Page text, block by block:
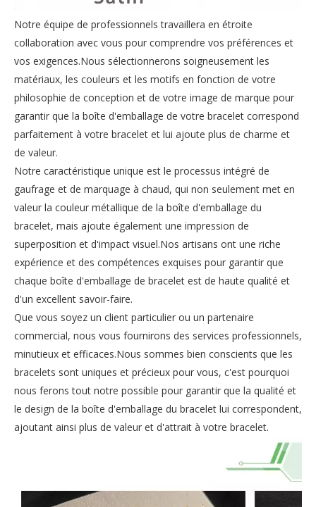
Notre équipe de professionnels travaillera en étroite
collaboration avec vous pour comprendre vos préférences et
vos exigences.Nous sélectionnerons soigneusement les
matériaux, les couleurs et les motifs en fonction de votre
philosophie de conception et de votre image de marque pour
garantir que la boîte d'emballage de votre bracelet correspond
parfaitement à votre bracelet et lui ajoute plus de charme et
de valeur.
Notre caractéristique unique est le processus intégré de
gaufrage et de marquage à chaud, qui non seulement met en
valeur la couleur métallique de la boîte d'emballage du
bracelet, mais ajoute également une impression de
superposition et d'impact visuel.Nos artisans ont une riche
expérience et des compétences exquises pour garantir que
chaque boîte d'emballage de bracelet est de haute qualité et
d'un excellent savoir-faire.
Que vous soyez un client particulier ou un partenaire
commercial, nous vous fournirons des services professionnels,
minutieux et efficaces.Nous sommes bien conscients que les
bracelets sont uniques et précieux pour vous, c'est pourquoi
nous ferons tout notre possible pour garantir que la qualité et
le design de la boîte d'emballage du bracelet lui correspondent,
ajoutant ainsi plus de valeur et d'attrait à votre bracelet.